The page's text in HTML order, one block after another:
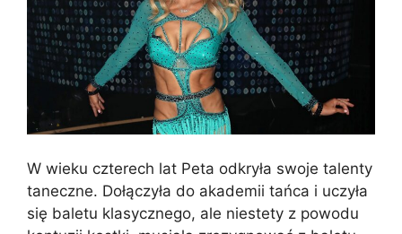
W wieku czterech lat Peta odkryła swoje talenty
taneczne. Dołączyła do akademii tańca i uczyła
się baletu klasycznego, ale niestety z powodu